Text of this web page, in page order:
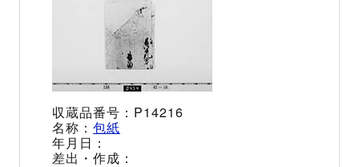
P14216
包紙